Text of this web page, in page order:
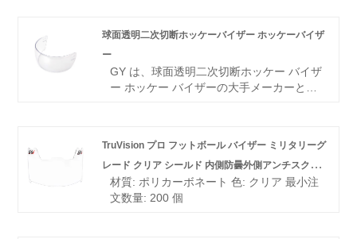
質で国内外の顧客から賞賛を受けていま
す。 GY は、優れた製品を提供し、将来的
に潜在的な顧客と長期的なパートナーシッ
プを築くことに取り組んでいます。 アス
ください。
バイザーは、その卓越した価値、優れた品
様からご満足いただいている肯定的なフィ
ードバックを大変誇りに思っています。今
に乗り出しましょう。
球面透明二次切断ホッケーバイザー ホッケーバイザ
ー
GY は、球面透明二次切断ホッケー バイザ
ー ホッケー バイザーの大手メーカーとし
ることで、常に水準を高め続けています。
当社のバイザーは、その並外れた価値、比
類のない品質、先駆的な技術、最先端の製
造プロセスで世界的に高く評価されていま
TruVision プロ フットボール バイザー ミリタリーグ
レード クリア シールド 内側防曇外側アンチスクラッ
チ材質: ポリカーボネート 色: クリア 最小注
文数量: 200 個